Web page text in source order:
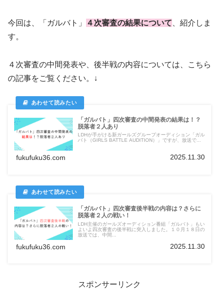
今回は、「ガルバト」 ４次審査の結果について、紹介しま
す。
４次審査の中間発表や、後半戦の内容については、こちら
の記事をご覧ください。↓
「ガルバト」四次審査の中間発表の結果は！？
脱落者２人あり
LDHが手がける新ガールズグループオーディション「ガル
バト（GIRLS BATTLE AUDITION）」ですが、放送で...
fukufuku36.com 2025.11.30
「ガルバト」四次審査後半戦の内容は？さらに
脱落者２人の戦い！
LDH主催のガールズオーディション番組「ガルバト」もい
よいよ四次審査の後半戦に突入しました。１０月１８日の
放送では、中間...
fukufuku36.com 2025.11.30
スポンサーリンク